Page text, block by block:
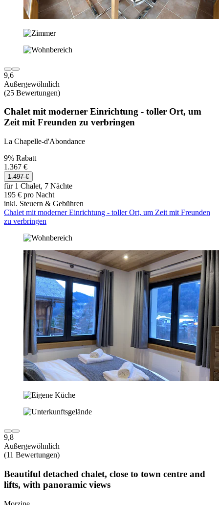
9,6
Außergewöhnlich
(25 Bewertungen)
Chalet mit moderner Einrichtung - toller Ort, um
Zeit mit Freunden zu verbringen
La Chapelle-d'Abondance
9% Rabatt
1.367 €
1.497 €
für 1 Chalet, 7 Nächte
195 € pro Nacht
inkl. Steuern & Gebühren
Chalet mit moderner Einrichtung - toller Ort, um Zeit mit Freunden
zu verbringen
9,8
Außergewöhnlich
(11 Bewertungen)
Beautiful detached chalet, close to town centre and
lifts, with panoramic views